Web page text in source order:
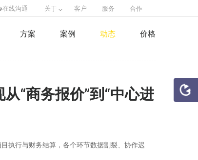
在线沟通 关于 客户 服务 合作
方案 案例 动态 价格
“商务报价”到“中心进
执行与财务结算，各个环节数据割裂、协作迟